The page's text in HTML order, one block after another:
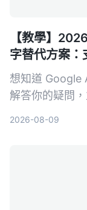
【教學】
字替代方案：
要
想知道 Google
解答你的疑問
2026-08-09